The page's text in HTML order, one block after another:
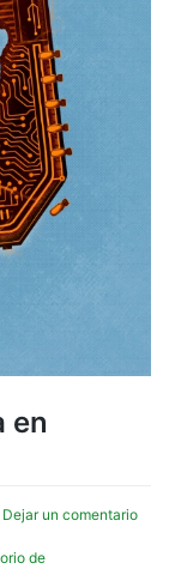
en
Dejar un comentarioen
de